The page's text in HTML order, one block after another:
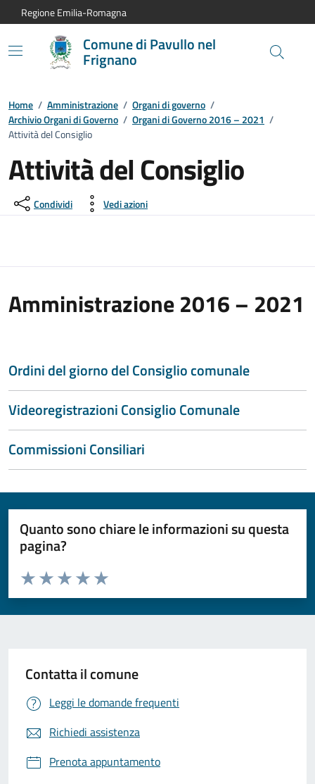
Vai al contenuto principale
Vai alla navigazione del sito
Vai al piede di pagina
Regione Emilia-Romagna
Comune di Pavullo nel
Frignano
Home / Amministrazione / Organi di governo /
Archivio Organi di Governo / Organi di Governo 2016 – 2021 /
Attività del Consiglio
Attività del Consiglio
Condividi Vedi azioni
Amministrazione 2016 – 2021
Ordini del giorno del Consiglio comunale
Videoregistrazioni Consiglio Comunale
Commissioni Consiliari
Quanto sono chiare le informazioni su questa
pagina?
Valuta da 1 a 5 stelle la pagina
Valuta 5 stelle su 5
Valuta 4 stelle su 5
Valuta 3 stelle su 5
Valuta 2 stelle su 5
Valuta 1 stelle su 5
Contatta il comune
Leggi le domande frequenti
Richiedi assistenza
Prenota appuntamento